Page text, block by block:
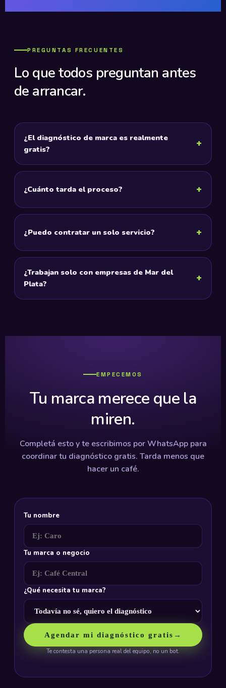
PREGUNTAS FRECUENTES
Lo que todos preguntan antes
de arrancar.
¿El diagnóstico de marca es realmente
gratis?
¿Cuánto tarda el proceso?
¿Puedo contratar un solo servicio?
¿Trabajan solo con empresas de Mar del
Plata?
EMPECEMOS
Tu marca merece que la
miren.
Completá esto y te escribimos por WhatsApp para
coordinar tu diagnóstico gratis. Tarda menos que
hacer un café.
Tu nombre
Tu marca o negocio
¿Qué necesita tu marca?
Agendar mi diagnóstico gratis →
Te contesta una persona real del equipo, no un bot.